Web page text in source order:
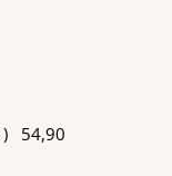
) 54,90